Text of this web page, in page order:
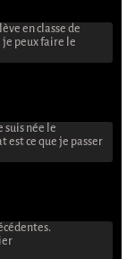
en classe de
je peux faire le
suis née le
est ce que je passer